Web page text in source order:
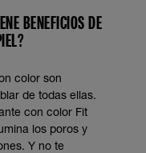
BENEFICIOS DE
color son
de todas ellas.
con color Fit
los poros y
Y no te